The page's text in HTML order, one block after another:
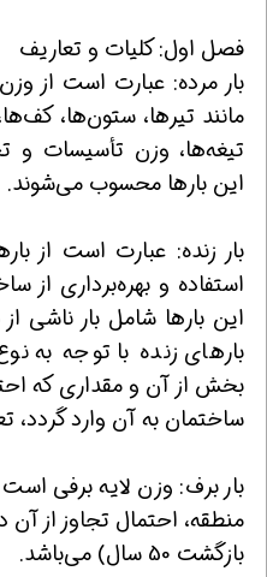
فصل اول: کلیات و تعاریف
بار مرده: عبارت است از
مانند تیرها، ستون‌ها،
تیغه‌ها، وزن تأسیسات و
این بارها محسوب می‌شوند.
بار زنده: عبارت است از
استفاده و بهره‌برداری از
این بارها شامل بار ناشی
بارهای زنده با توجه به
بخش از آن و مقداری که
ساختمان به آن وارد گردد،
بار برف: وزن لایه برفی
بازگشت 50 سال) می‌باشد.